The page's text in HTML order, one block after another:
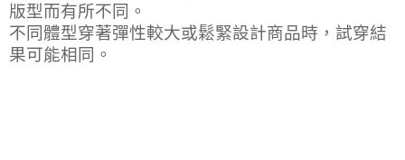
版型而有所不同。
不同體型穿著彈性較大或鬆緊設計商品時，試穿結
果可能相同。